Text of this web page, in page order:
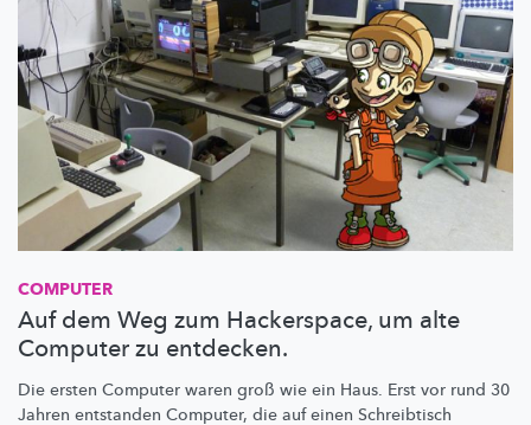
COMPUTER
Auf dem Weg zum Hackerspace, um alte
Computer zu entdecken.
Die ersten Computer waren groß wie ein Haus. Erst vor rund 30
Jahren entstanden Computer, die auf einen Schreibtisch